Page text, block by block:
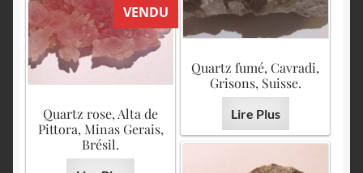
Quartz fumé, Cavradi,
Grisons, Suisse.
Lire Plus
VENDU
Quartz rose, Alta de
Pittora, Minas Gerais,
Brésil.